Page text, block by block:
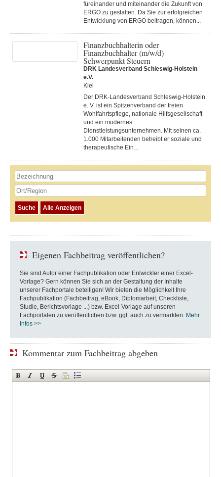
füreinander und miteinander die Zukunft von
ERGO zu gestalten. Da Sie zur erfolgreichen
Entwicklung von ERGO beitragen, können...
Finanzbuchhalterin oder
Finanzbuchhalter (m/w/d)
Schwerpunkt Steuern
DRK Landesverband Schleswig-Holstein
e.V.
Kiel
Der DRK-Landesverband Schleswig-Holstein
e. V. ist ein Spitzenverband der freien
Wohlfahrtspflege, nationale Hilfsgesellschaft
und ein modernes
Dienstleistungsunternehmen. Mit seinen ca.
1.000 Mitarbeitenden betreibt er soziale und
therapeutische Ein...
Eigenen Fachbeitrag veröffentlichen?
Sie sind Autor einer Fachpublikation oder Entwickler einer Excel-
Vorlage? Gern können Sie sich an der Gestaltung der Inhalte
unserer Fachportale beteiligen! Wir bieten die Möglichkeit Ihre
Fachpublikation (Fachbeitrag, eBook, Diplomarbeit, Checkliste,
Studie, Berichtsvorlage ...) bzw. Excel-Vorlage auf unseren
Fachportalen zu veröffentlichen bzw. ggf. auch zu vermarkten. Mehr
Infos >>
Kommentar zum Fachbeitrag abgeben